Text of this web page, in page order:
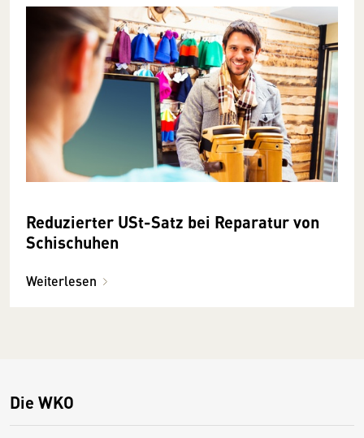
Reduzierter USt-Satz bei Reparatur von
Schischuhen
Weiterlesen
Die WKO